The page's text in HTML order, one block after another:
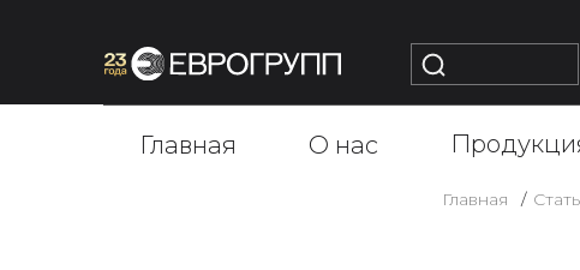
Главная О нас
Главная